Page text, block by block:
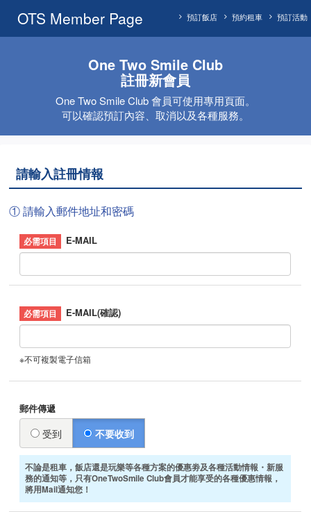
OTS Member Page 預訂活動
預約租車
預訂飯店
One Two Smile Club
註冊新會員
One Two Smile Club 會員可使用專用頁面。
可以確認預訂內容、取消以及各種服務。
請輸入註冊情報
① 請輸入郵件地址和密碼
E-MAIL
E-MAIL(確認)
※不可複製電子信箱
郵件傳遞
受到 不要收到
不論是租車，飯店還是玩樂等各種方案的優惠劵及各種活動情報・新服
務的通知等，只有OneTwoSmile Club會員才能享受的各種優惠情報，
將用Mail通知您！